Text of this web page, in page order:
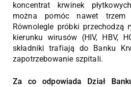
koncentrat krwinek
można pomóc nawet trzem
Równolegle próbki przechodzą
kierunku wirusów (HIV, HBV,
składniki trafiają do Banku
zapotrzebowanie szpitali.
Za co odpowiada Dział